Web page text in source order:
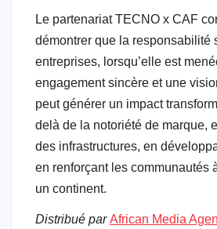
Le partenariat TECNO x CAF
démontrer que la responsabilité
entreprises, lorsqu’elle est
engagement sincère et une
peut générer un impact
delà de la notoriété de marque,
des infrastructures, en
en renforçant les communautés
un continent.
Distribué parAfrican Media